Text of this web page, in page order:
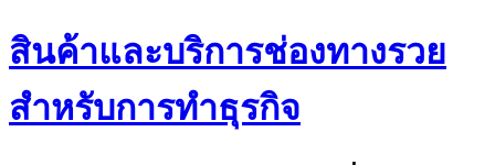
สินค้าและบริการช่องทางรวย
สำหรับการทำธุรกิจ